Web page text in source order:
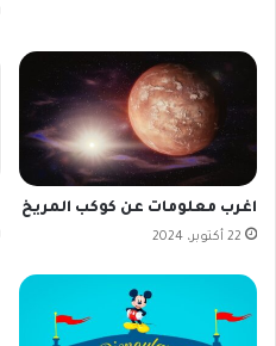
اغرب معلومات عن كوكب المريخ
22 أكتوبر، 2024